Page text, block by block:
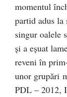
momentul
partid adus la
singur oalele
și a eșuat
reveni în
unor grupări
PDL – 2012,